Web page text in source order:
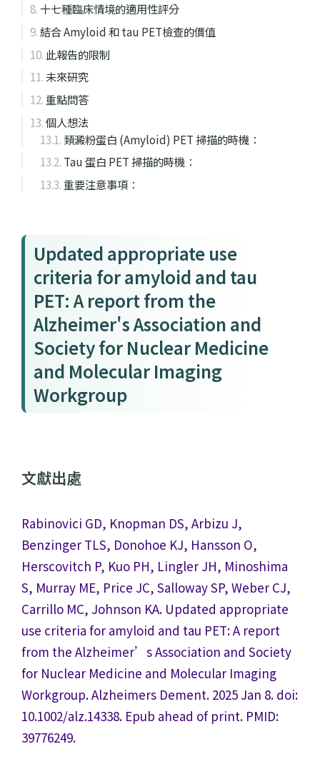
十七種臨床情境的適用性評分
結合 Amyloid 和 tau PET檢查的價值
此報告的限制
未來研究
重點問答
個人想法
類澱粉蛋白 (Amyloid) PET 掃描的時機：
Tau 蛋白 PET 掃描的時機：
重要注意事項：
Updated appropriate use
criteria for amyloid and tau
PET: A report from the
Alzheimer's Association and
Society for Nuclear Medicine
and Molecular Imaging
Workgroup
文獻出處
Rabinovici GD, Knopman DS, Arbizu J,
Benzinger TLS, Donohoe KJ, Hansson O,
Herscovitch P, Kuo PH, Lingler JH, Minoshima
S, Murray ME, Price JC, Salloway SP, Weber CJ,
Carrillo MC, Johnson KA. Updated appropriate
use criteria for amyloid and tau PET: A report
from the Alzheimer’s Association and Society
for Nuclear Medicine and Molecular Imaging
Workgroup. Alzheimers Dement. 2025 Jan 8. doi:
10.1002/alz.14338. Epub ahead of print. PMID:
39776249.